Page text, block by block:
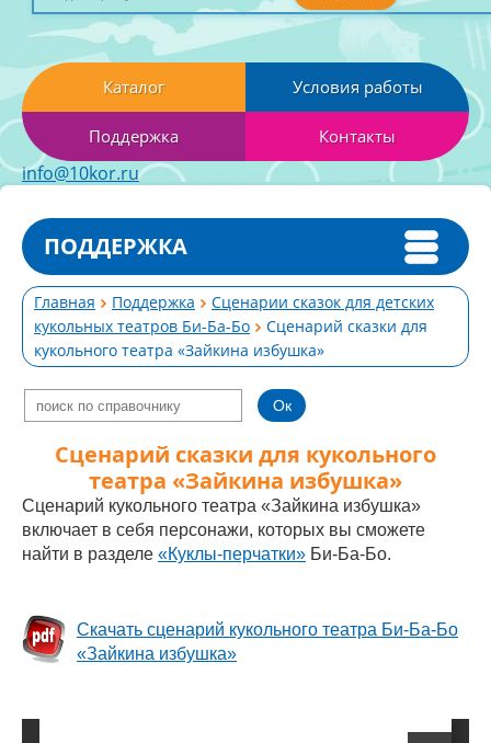
Каталог Условия работы
Поддержка Контакты
info@10kor.ru
ПОДДЕРЖКА
Главная Поддержка
Сценарии сказок для детских
кукольных театров Би-Ба-Бо
Сценарий сказки для
кукольного театра «Зайкина избушка»
Сценарий сказки для кукольного
театра «Зайкина избушка»
Сценарий кукольного театра «Зайкина избушка»
включает в себя персонажи, которых вы сможете
найти в разделе «Куклы-перчатки» Би-Ба-Бо.
Скачать сценарий кукольного театра Би-Ба-Бо
«Зайкина избушка»